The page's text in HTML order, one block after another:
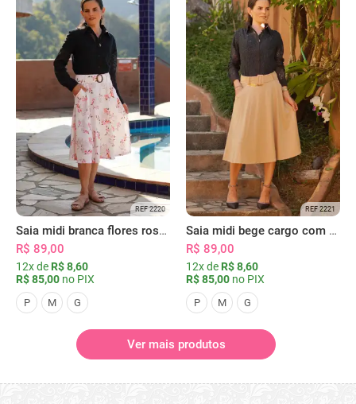
REF 2220
Saia midi branca flores rosas com bolsos
R$ 89,00
12x de R$ 8,60
R$ 85,00 no PIX
P M G
REF 2221
Saia midi bege cargo com bolsos
R$ 89,00
12x de R$ 8,60
R$ 85,00 no PIX
P M G
Ver mais produtos